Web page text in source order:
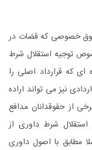
خصوصی که قضات در
توجیه استقلال شرط
ای که قرارداد اصلی را
نیز می تواند اراده
از حقوقدانان مدافع
شرط داوری از
مطابق با اصول داوری